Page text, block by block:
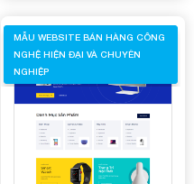
MẪU WEBSITE BÁN HÀNG CÔNG
NGHỆ HIỆN ĐẠI VÀ CHUYÊN
NGHIỆP